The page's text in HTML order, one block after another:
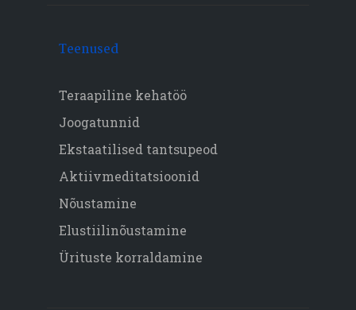
Teenused
Teraapiline kehatöö
Joogatunnid
Ekstaatilised tantsupeod
Aktiivmeditatsioonid
Nõustamine
Elustiilinõustamine
Ürituste korraldamine